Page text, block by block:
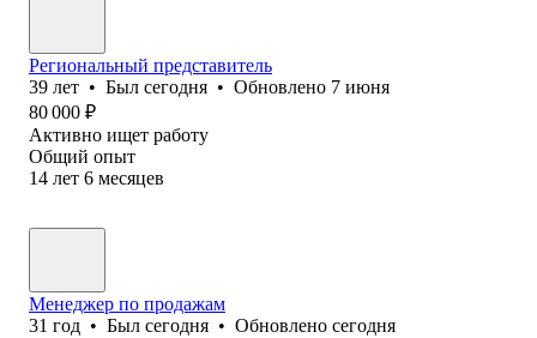
Региональный представитель
39 лет • Был сегодня • Обновлено 7 июня
80 000 ₽
Активно ищет работу
Общий опыт
14 лет 6 месяцев
Менеджер по продажам
31 год • Был сегодня • Обновлено сегодня